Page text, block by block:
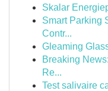
Skalar
Smart Parking
Contr...
Gleaming
Breaking
Re...
Test salivaire